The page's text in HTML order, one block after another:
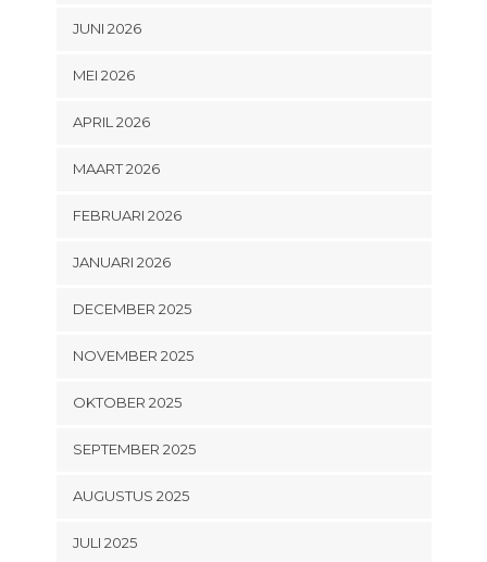
JUNI 2026
MEI 2026
APRIL 2026
MAART 2026
FEBRUARI 2026
JANUARI 2026
DECEMBER 2025
NOVEMBER 2025
OKTOBER 2025
SEPTEMBER 2025
AUGUSTUS 2025
JULI 2025